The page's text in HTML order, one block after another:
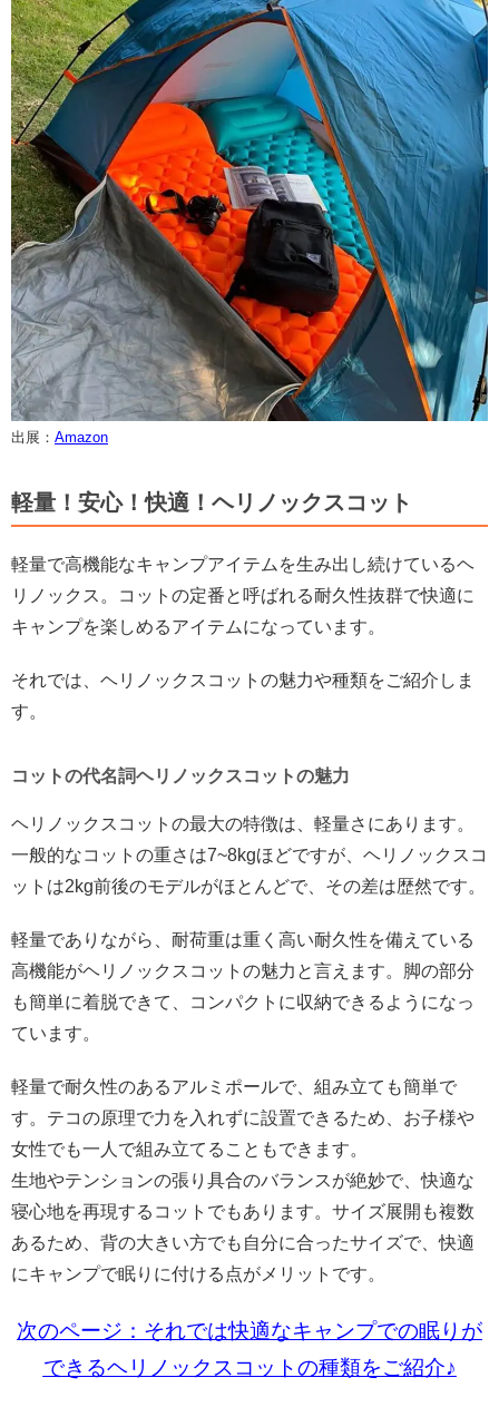
出展： Amazon
軽量！安心！快適！ヘリノックスコット
軽量で高機能なキャンプアイテムを生み出し続けているヘ
リノックス。コットの定番と呼ばれる耐久性抜群で快適に
キャンプを楽しめるアイテムになっています。
それでは、ヘリノックスコットの魅力や種類をご紹介しま
す。
コットの代名詞ヘリノックスコットの魅力
ヘリノックスコットの最大の特徴は、軽量さにあります。
一般的なコットの重さは7~8kgほどですが、ヘリノックスコ
ットは2kg前後のモデルがほとんどで、その差は歴然です。
軽量でありながら、耐荷重は重く高い耐久性を備えている
高機能がヘリノックスコットの魅力と言えます。脚の部分
も簡単に着脱できて、コンパクトに収納できるようになっ
ています。
軽量で耐久性のあるアルミポールで、組み立ても簡単で
す。テコの原理で力を入れずに設置できるため、お子様や
女性でも一人で組み立てることもできます。
生地やテンションの張り具合のバランスが絶妙で、快適な
寝心地を再現するコットでもあります。サイズ展開も複数
あるため、背の大きい方でも自分に合ったサイズで、快適
にキャンプで眠りに付ける点がメリットです。
次のページ：それでは快適なキャンプでの眠りが
できるヘリノックスコットの種類をご紹介♪